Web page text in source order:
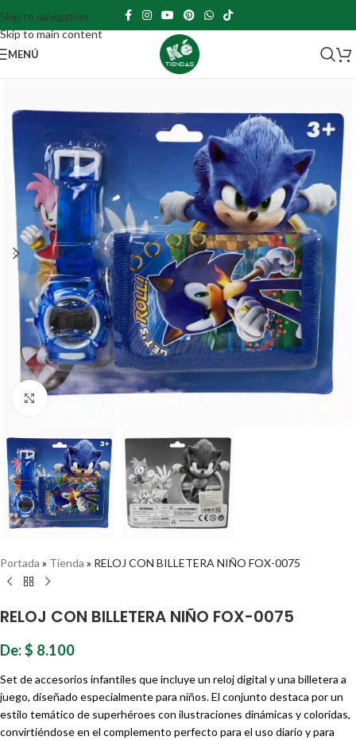
Skip to navigation
Skip to main content
MENÚ
Haz clic para ampliar
Portada » Tienda » RELOJ CON BILLETERA NIÑO FOX-0075
RELOJ CON BILLETERA NIÑO FOX-0075
De:$ 8.100
Set de accesorios infantiles que incluye un reloj digital y una billetera a
juego, diseñado especialmente para niños. El conjunto destaca por un
estilo temático de superhéroes con ilustraciones dinámicas y coloridas,
convirtiéndose en el complemento perfecto para el uso diario y para